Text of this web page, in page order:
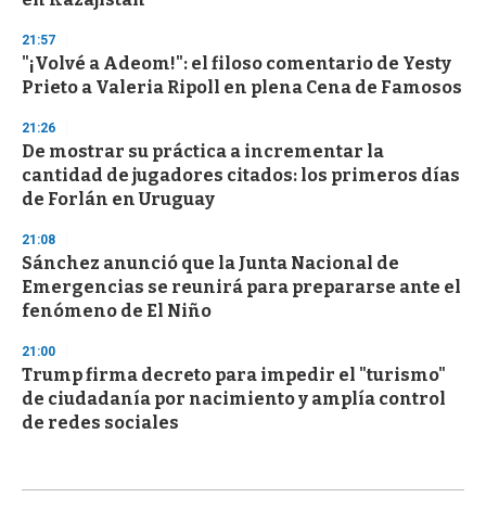
21:57
"¡Volvé a Adeom!": el filoso comentario de Yesty
Prieto a Valeria Ripoll en plena Cena de Famosos
21:26
De mostrar su práctica a incrementar la
cantidad de jugadores citados: los primeros días
de Forlán en Uruguay
21:08
Sánchez anunció que la Junta Nacional de
Emergencias se reunirá para prepararse ante el
fenómeno de El Niño
21:00
Trump firma decreto para impedir el "turismo"
de ciudadanía por nacimiento y amplía control
de redes sociales